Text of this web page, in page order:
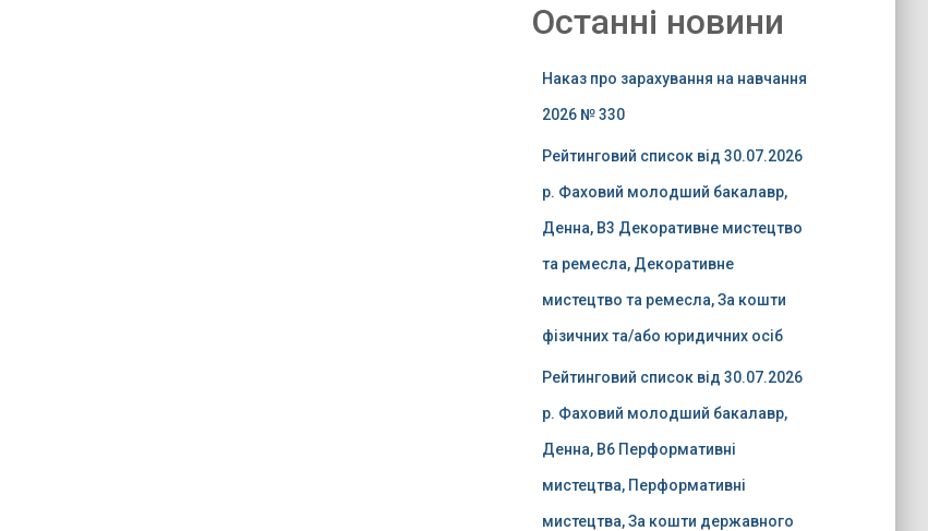
Останні новини
Наказ про зарахування на навчання
2026 № 330
Рейтинговий список від 30.07.2026
р. Фаховий молодший бакалавр,
Денна, B3 Декоративне мистецтво
та ремесла, Декоративне
мистецтво та ремесла, За кошти
фізичних та/або юридичних осіб
Рейтинговий список від 30.07.2026
р. Фаховий молодший бакалавр,
Денна, B6 Перформативні
мистецтва, Перформативні
мистецтва, За кошти державного